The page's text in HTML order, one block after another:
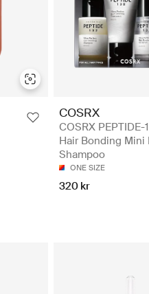
COSRX
COSRX PEPTIDE-
Hair Bonding Mini
Shampoo
ONE SIZE
320 kr